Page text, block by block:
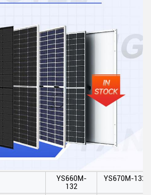
YS660M-
132
YS670M-132